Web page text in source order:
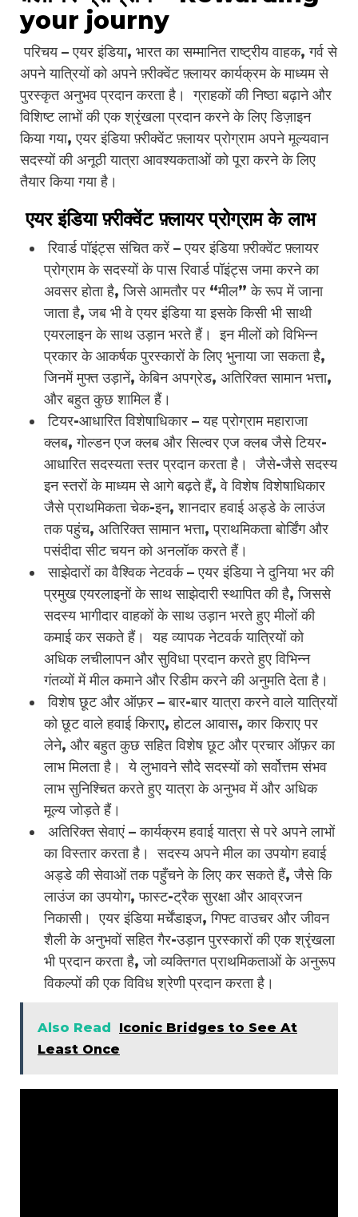
your journy
परिचय – एयर इंडिया, भारत का सम्मानित राष्ट्रीय वाहक, गर्व से
अपने यात्रियों को अपने फ़्रीक्वेंट फ़्लायर कार्यक्रम के माध्यम से
पुरस्कृत अनुभव प्रदान करता है। ग्राहकों की निष्ठा बढ़ाने और
विशिष्ट लाभों की एक श्रृंखला प्रदान करने के लिए डिज़ाइन
किया गया, एयर इंडिया फ़्रीक्वेंट फ़्लायर प्रोग्राम अपने मूल्यवान
सदस्यों की अनूठी यात्रा आवश्यकताओं को पूरा करने के लिए
तैयार किया गया है।
एयर इंडिया फ़्रीक्वेंट फ़्लायर प्रोग्राम के लाभ
रिवार्ड पॉइंट्स संचित करें – एयर इंडिया फ़्रीक्वेंट फ़्लायर
प्रोग्राम के सदस्यों के पास रिवार्ड पॉइंट्स जमा करने का
अवसर होता है, जिसे आमतौर पर “मील” के रूप में जाना
जाता है, जब भी वे एयर इंडिया या इसके किसी भी साथी
एयरलाइन के साथ उड़ान भरते हैं। इन मीलों को विभिन्न
प्रकार के आकर्षक पुरस्कारों के लिए भुनाया जा सकता है,
जिनमें मुफ्त उड़ानें, केबिन अपग्रेड, अतिरिक्त सामान भत्ता,
और बहुत कुछ शामिल हैं।
टियर-आधारित विशेषाधिकार – यह प्रोग्राम महाराजा
क्लब, गोल्डन एज ​​क्लब और सिल्वर एज क्लब जैसे टियर-
आधारित सदस्यता स्तर प्रदान करता है। जैसे-जैसे सदस्य
इन स्तरों के माध्यम से आगे बढ़ते हैं, वे विशेष विशेषाधिकार
जैसे प्राथमिकता चेक-इन, शानदार हवाई अड्डे के लाउंज
तक पहुंच, अतिरिक्त सामान भत्ता, प्राथमिकता बोर्डिंग और
पसंदीदा सीट चयन को अनलॉक करते हैं।
साझेदारों का वैश्विक नेटवर्क – एयर इंडिया ने दुनिया भर की
प्रमुख एयरलाइनों के साथ साझेदारी स्थापित की है, जिससे
सदस्य भागीदार वाहकों के साथ उड़ान भरते हुए मीलों की
कमाई कर सकते हैं। यह व्यापक नेटवर्क यात्रियों को
अधिक लचीलापन और सुविधा प्रदान करते हुए विभिन्न
गंतव्यों में मील कमाने और रिडीम करने की अनुमति देता है।
विशेष छूट और ऑफ़र – बार-बार यात्रा करने वाले यात्रियों
को छूट वाले हवाई किराए, होटल आवास, कार किराए पर
लेने, और बहुत कुछ सहित विशेष छूट और प्रचार ऑफ़र का
लाभ मिलता है। ये लुभावने सौदे सदस्यों को सर्वोत्तम संभव
लाभ सुनिश्चित करते हुए यात्रा के अनुभव में और अधिक
मूल्य जोड़ते हैं।
अतिरिक्त सेवाएं – कार्यक्रम हवाई यात्रा से परे अपने लाभों
का विस्तार करता है। सदस्य अपने मील का उपयोग हवाई
अड्डे की सेवाओं तक पहुँचने के लिए कर सकते हैं, जैसे कि
लाउंज का उपयोग, फास्ट-ट्रैक सुरक्षा और आव्रजन
निकासी। एयर इंडिया मर्चेंडाइज, गिफ्ट वाउचर और जीवन
शैली के अनुभवों सहित गैर-उड़ान पुरस्कारों की एक श्रृंखला
भी प्रदान करता है, जो व्यक्तिगत प्राथमिकताओं के अनुरूप
विकल्पों की एक विविध श्रेणी प्रदान करता है।
Also Read
Iconic Bridges to See At
Least Once